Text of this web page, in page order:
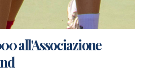
all'Associazione